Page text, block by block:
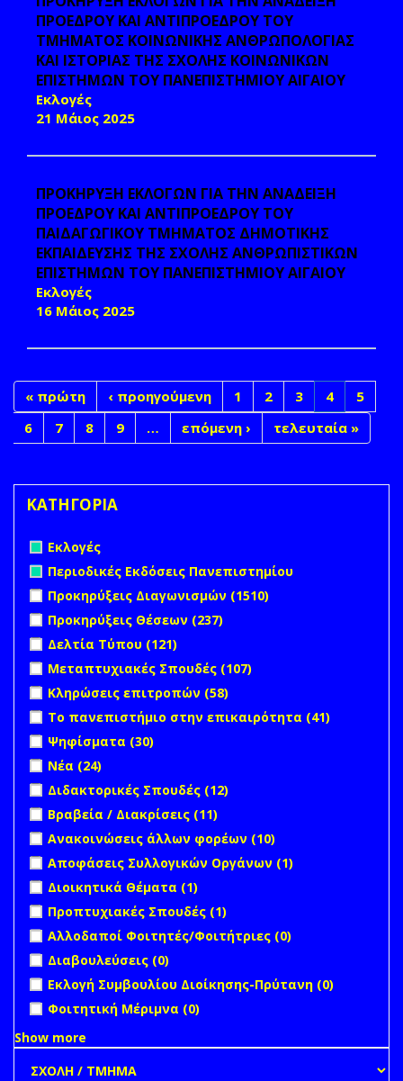
ΠΡΟΕΔΡΟΥ ΚΑΙ ΑΝΤΙΠΡΟΕΔΡΟΥ ΤΟΥ
ΤΜΗΜΑΤΟΣ ΚΟΙΝΩΝΙΚΗΣ ΑΝΘΡΩΠΟΛΟΓΙΑΣ
ΚΑΙ ΙΣΤΟΡΙΑΣ ΤΗΣ ΣΧΟΛΗΣ ΚΟΙΝΩΝΙΚΩΝ
ΕΠΙΣΤΗΜΩΝ ΤΟΥ ΠΑΝΕΠΙΣΤΗΜΙΟΥ ΑΙΓΑΙΟΥ
Εκλογές
21 Μάιος 2025
ΠΡΟΚΗΡΥΞΗ ΕΚΛΟΓΩΝ ΓΙΑ ΤΗΝ ΑΝΑΔΕΙΞΗ
ΠΡΟΕΔΡΟΥ ΚΑΙ ΑΝΤΙΠΡΟΕΔΡΟΥ ΤΟΥ
ΠΑΙΔΑΓΩΓΙΚΟΥ ΤΜΗΜΑΤΟΣ ΔΗΜΟΤΙΚΗΣ
ΕΚΠΑΙΔΕΥΣΗΣ ΤΗΣ ΣΧΟΛΗΣ ΑΝΘΡΩΠΙΣΤΙΚΩΝ
ΕΠΙΣΤΗΜΩΝ ΤΟΥ ΠΑΝΕΠΙΣΤΗΜΙΟΥ ΑΙΓΑΙΟΥ
Εκλογές
16 Μάιος 2025
« πρώτη ‹ προηγούμενη 1 2 3 4
5
6
7 8 9 … επόμενη › τελευταία »
ΚΑΤΗΓΟΡΙΑ
Remove Εκλογές filter
Εκλογές
Remove Περιοδικές Εκδόσεις Πανεπιστημίου filter
Περιοδικές Εκδόσεις Πανεπιστημίου
Apply Προκηρύξεις Διαγωνισμών filter
Προκηρύξεις Διαγωνισμών (1510)
Apply Προκηρύξεις Θέσεων filter
Προκηρύξεις Θέσεων (237)
Apply Δελτία Τύπου filter
Δελτία Τύπου (121)
Apply Μεταπτυχιακές Σπουδές filter
Μεταπτυχιακές Σπουδές (107)
Apply Κληρώσεις επιτροπών filter
Κληρώσεις επιτροπών (58)
Apply Το πανεπιστήμιο στην επικαιρότητα filter
Το πανεπιστήμιο στην επικαιρότητα (41)
Apply Ψηφίσματα filter
Ψηφίσματα (30)
Apply Νέα filter
Νέα (24)
Apply Διδακτορικές Σπουδές filter
Διδακτορικές Σπουδές (12)
Apply Βραβεία / Διακρίσεις filter
Βραβεία / Διακρίσεις (11)
Apply Ανακοινώσεις άλλων φορέων filter
Ανακοινώσεις άλλων φορέων (10)
άλλων φορέων
Apply Αποφάσεις Συλλογικών Οργάνων filter
Αποφάσεις Συλλογικών Οργάνων (1)
Apply Διοικητικά Θέματα filter
Διοικητικά Θέματα (1)
Apply Προπτυχιακές Σπουδές filter
Προπτυχιακές Σπουδές (1)
undefined
Αλλοδαποί Φοιτητές/Φοιτήτριες (0)
undefined
Διαβουλεύσεις (0)
undefined
Εκλογή Συμβουλίου Διοίκησης-Πρύτανη (0)
undefined
Φοιτητική Μέριμνα (0)
Show more